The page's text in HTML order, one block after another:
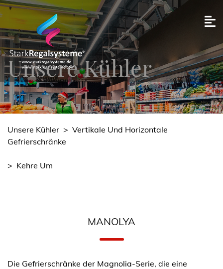
Unsere Kühler
Unsere Kühler > Vertikale Und Horizontale
Gefrierschränke
> Kehre Um
MANOLYA
Die Gefrierschränke der Magnolia-Serie, die eine